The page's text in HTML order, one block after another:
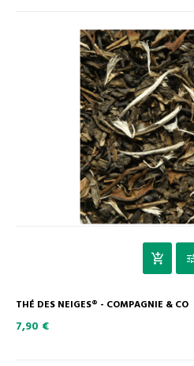
THÉ DES NEIGES® - COMPAGNIE & CO
7,90 €